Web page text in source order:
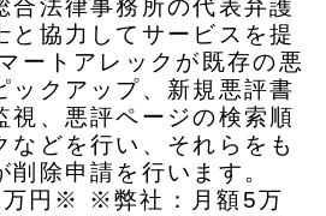
合法律事務所の代表弁護
と協力してサービスを提
ートアレックが既存の悪
ックアップ、新規悪評書
視、悪評ページの検索順
などを行い、それらをも
削除申請を行います。
万円※ ※弊社：月額5万